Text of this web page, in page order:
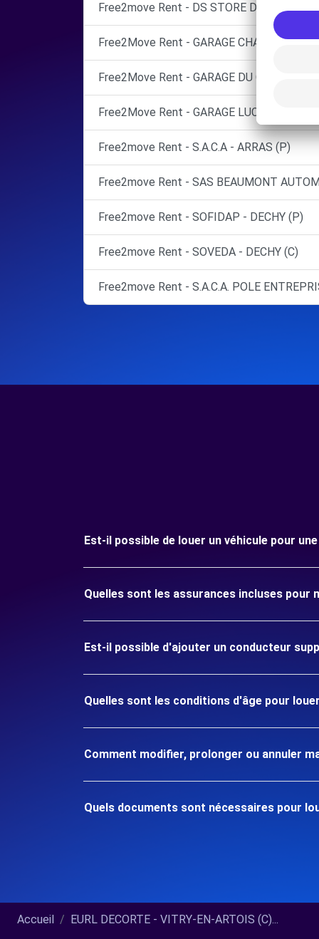
Free2move Rent - DS STORE DOUAI -
Free2Move Rent - GARAGE CHARLES -
Free2Move Rent - GARAGE DU CENTRE -
Free2Move Rent - GARAGE LUCAS -
Free2move Rent - S.A.C.A - ARRAS (P)
Free2move Rent - SAS BEAUMONT
Free2move Rent - SOFIDAP - DECHY (P)
Free2move Rent - SOVEDA - DECHY (C)
Free2move Rent - S.A.C.A. POLE
Est-il possible de louer un véhicule pour
Quelles sont les assurances incluses pour
Est-il possible d'ajouter un conducteur
Quelles sont les conditions d'âge pour
Comment modifier, prolonger ou annuler
Quels documents sont nécessaires pour
Accueil EURL DECORTE - VITRY-EN-ARTOIS (C)...